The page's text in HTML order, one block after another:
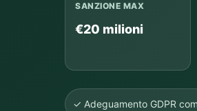
SANZIONE MAX
€20 milioni
✓ Adeguamento GDPR